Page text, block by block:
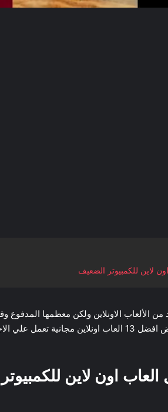
لاين للكمبيوتر الضعيف
من الألعاب الاونلاين ولكن معظمها المدفوع
موضوع اليوم سوف نستعرض افضل 13 العاب اونلاين
اون لاين